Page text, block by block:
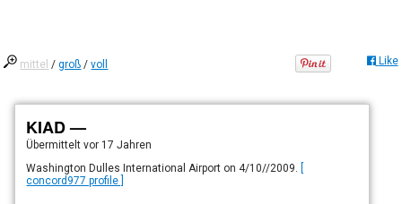
mittel /groß /voll Like
KIAD —
Übermitteltvor 17 Jahren
Washington Dulles International Airport on 4/10//2009.
concord977 profile ]